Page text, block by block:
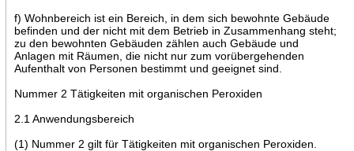
f) Wohnbereich ist ein Bereich, in dem sich bewohnte Gebäude
befinden und der nicht mit dem Betrieb in Zusammenhang steht;
zu den bewohnten Gebäuden zählen auch Gebäude und
Anlagen mit Räumen, die nicht nur zum vorübergehenden
Aufenthalt von Personen bestimmt und geeignet sind.
Nummer 2 Tätigkeiten mit organischen Peroxiden
2.1 Anwendungsbereich
(1) Nummer 2 gilt für Tätigkeiten mit organischen Peroxiden.